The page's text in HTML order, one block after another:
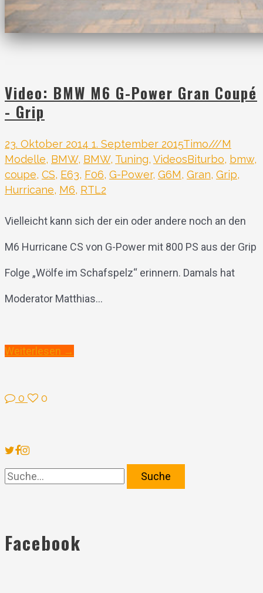
Video: BMW M6 G-Power Gran Coupé
- Grip
23. Oktober 2014 1. September 2015Timo///M
Modelle, BMW, BMW, Tuning, VideosBiturbo, bmw,
coupe, CS, E63, F06, G-Power, G6M, Gran, Grip,
Hurricane, M6, RTL2
Vielleicht kann sich der ein oder andere noch an den
M6 Hurricane CS von G-Power mit 800 PS aus der Grip
Folge „Wölfe im Schafspelz“ erinnern. Damals hat
Moderator Matthias...
Weiterlesen →
0 0
Facebook